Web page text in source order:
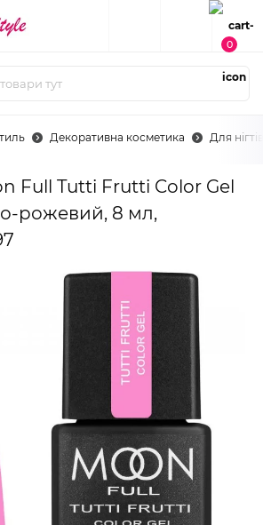
0
Декоративна косметика Для нігтів
Full Tutti Frutti Color Gel
рожевий, 8 мл,